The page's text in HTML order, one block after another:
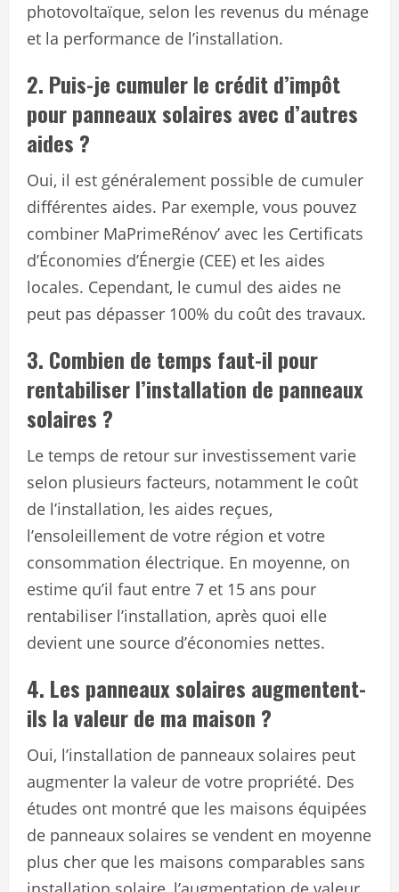
photovoltaïque, selon les revenus du ménage
et la performance de l’installation.
2. Puis-je cumuler le crédit d’impôt
pour panneaux solaires avec d’autres
aides ?
Oui, il est généralement possible de cumuler
différentes aides. Par exemple, vous pouvez
combiner MaPrimeRénov’ avec les Certificats
d’Économies d’Énergie (CEE) et les aides
locales. Cependant, le cumul des aides ne
peut pas dépasser 100% du coût des travaux.
3. Combien de temps faut-il pour
rentabiliser l’installation de panneaux
solaires ?
Le temps de retour sur investissement varie
selon plusieurs facteurs, notamment le coût
de l’installation, les aides reçues,
l’ensoleillement de votre région et votre
consommation électrique. En moyenne, on
estime qu’il faut entre 7 et 15 ans pour
rentabiliser l’installation, après quoi elle
devient une source d’économies nettes.
4. Les panneaux solaires augmentent-
ils la valeur de ma maison ?
Oui, l’installation de panneaux solaires peut
augmenter la valeur de votre propriété. Des
études ont montré que les maisons équipées
de panneaux solaires se vendent en moyenne
plus cher que les maisons comparables sans